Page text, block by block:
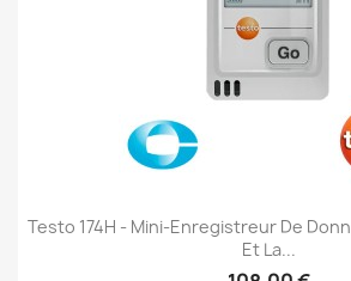
Testo 174H - Mini-Enregistreur De
Et La...